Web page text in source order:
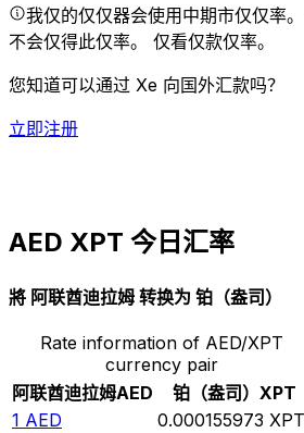
我仅的仅仅器会使用中期市仅仅率
不会仅得此仅率。 仅看仅款仅率。
您知道可以通过 Xe 向国外汇款吗？
立即注册
AED XPT 今日汇率
將 阿联酋迪拉姆 转换为 铂（盎司）
Rate information of AED/XPT
currency pair
阿联酋迪拉姆AED 铂（盎司） XPT
1 AED 0.000155973 XPT